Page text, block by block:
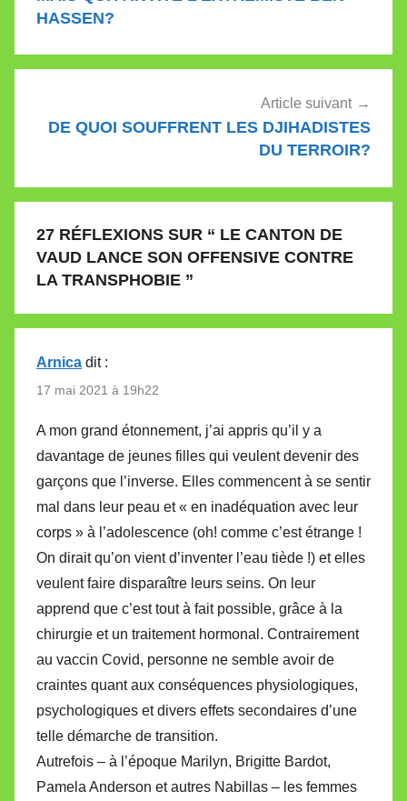
l’article
HASSEN?
Article suivant
DE QUOI SOUFFRENT LES DJIHADISTES
DU TERROIR?
27 RÉFLEXIONS SUR “ LE CANTON DE
VAUD LANCE SON OFFENSIVE CONTRE
LA TRANSPHOBIE ”
Arnica dit :
17 mai 2021 à 19h22
A mon grand étonnement, j’ai appris qu’il y a
davantage de jeunes filles qui veulent devenir des
garçons que l’inverse. Elles commencent à se sentir
mal dans leur peau et « en inadéquation avec leur
corps » à l’adolescence (oh! comme c’est étrange !
On dirait qu’on vient d’inventer l’eau tiède !) et elles
veulent faire disparaître leurs seins. On leur
apprend que c’est tout à fait possible, grâce à la
chirurgie et un traitement hormonal. Contrairement
au vaccin Covid, personne ne semble avoir de
craintes quant aux conséquences physiologiques,
psychologiques et divers effets secondaires d’une
telle démarche de transition.
Autrefois – à l’époque Marilyn, Brigitte Bardot,
Pamela Anderson et autres Nabillas – les femmes